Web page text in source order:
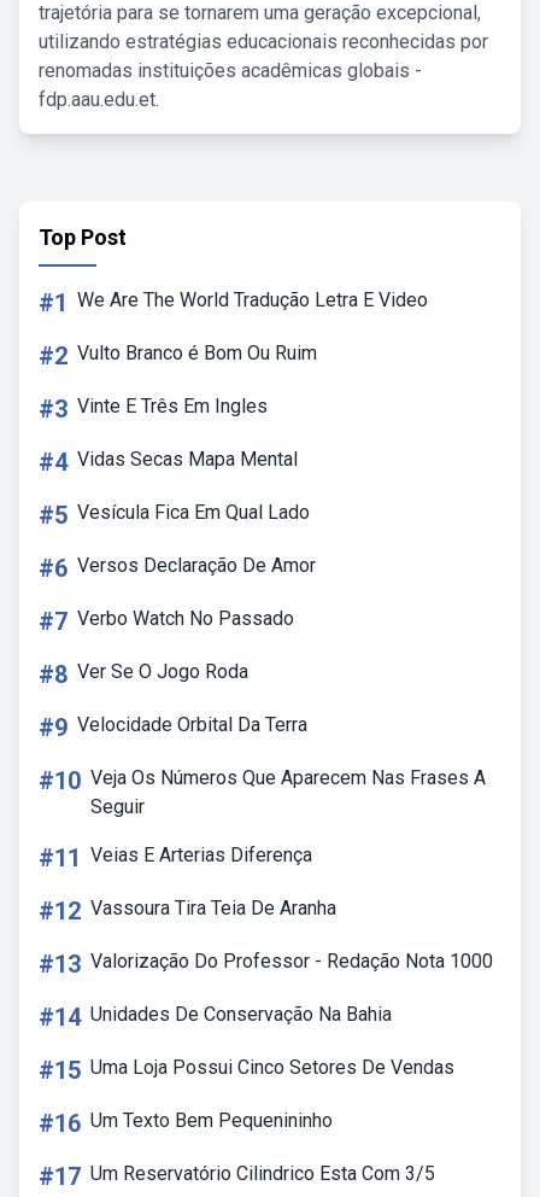
trajetória para se tornarem uma geração excepcional,
utilizando estratégias educacionais reconhecidas por
renomadas instituições acadêmicas globais -
fdp.aau.edu.et.
Top Post
#1 We Are The World Tradução Letra E Video
#2 Vulto Branco é Bom Ou Ruim
#3 Vinte E Três Em Ingles
#4 Vidas Secas Mapa Mental
#5 Vesícula Fica Em Qual Lado
#6 Versos Declaração De Amor
#7 Verbo Watch No Passado
#8 Ver Se O Jogo Roda
#9 Velocidade Orbital Da Terra
#10 Veja Os Números Que Aparecem Nas Frases A
Seguir
#11 Veias E Arterias Diferença
#12 Vassoura Tira Teia De Aranha
#13 Valorização Do Professor - Redação Nota 1000
#14 Unidades De Conservação Na Bahia
#15 Uma Loja Possui Cinco Setores De Vendas
#16 Um Texto Bem Pequenininho
#17 Um Reservatório Cilindrico Esta Com 3/5